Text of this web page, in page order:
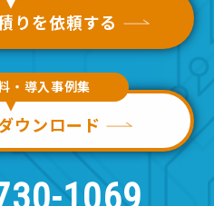
りを依頼する
・導入事例集
ウンロード
1069